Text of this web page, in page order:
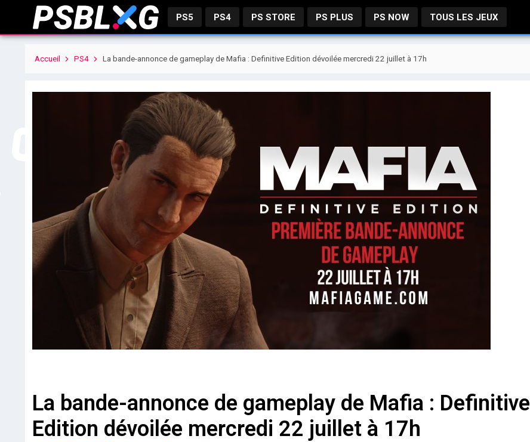
PS5 PS4 PS STORE PS PLUS PS NOW TOUS LES JEUX
Accueil PS4 La bande-annonce de gameplay de Mafia : Definitive Edition dévoilée mercredi 22 juillet à 17h
La bande-annonce de gameplay de Mafia : Definitive
Edition dévoilée mercredi 22 juillet à 17h